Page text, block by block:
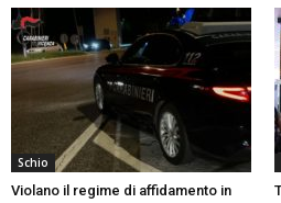
Schio
Violano il regime di affidamento in